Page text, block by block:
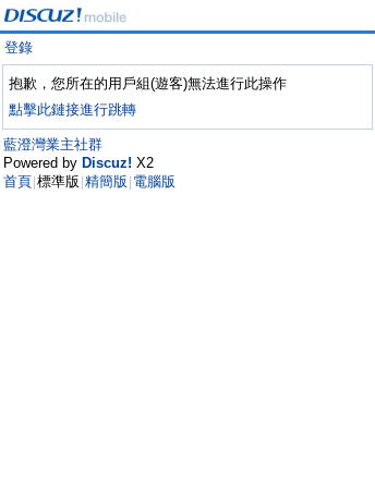
登錄
抱歉，您所在的用戶組(遊客)無法進行此操作
點擊此鏈接進行跳轉
藍澄灣業主社群
Powered by Discuz! X2
首頁 標準版 精簡版 電腦版